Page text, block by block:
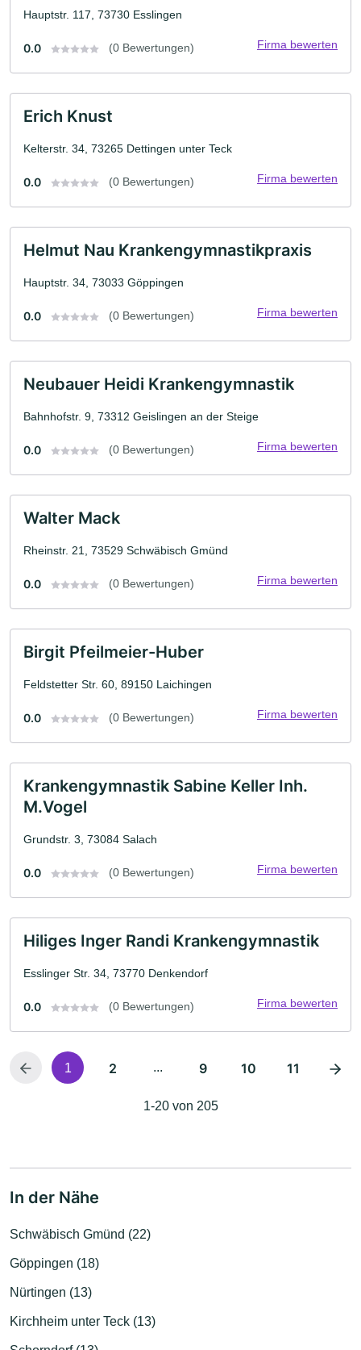
Hauptstr. 117, 73730 Esslingen
0.0 (0 Bewertungen) Firma bewerten
Erich Knust
Kelterstr. 34, 73265 Dettingen unter Teck
0.0 (0 Bewertungen) Firma bewerten
Helmut Nau Krankengymnastikpraxis
Hauptstr. 34, 73033 Göppingen
0.0 (0 Bewertungen) Firma bewerten
Neubauer Heidi Krankengymnastik
Bahnhofstr. 9, 73312 Geislingen an der Steige
0.0 (0 Bewertungen) Firma bewerten
Walter Mack
Rheinstr. 21, 73529 Schwäbisch Gmünd
0.0 (0 Bewertungen) Firma bewerten
Birgit Pfeilmeier-Huber
Feldstetter Str. 60, 89150 Laichingen
0.0 (0 Bewertungen) Firma bewerten
Krankengymnastik Sabine Keller Inh.
M.Vogel
Grundstr. 3, 73084 Salach
0.0 (0 Bewertungen) Firma bewerten
Hiliges Inger Randi Krankengymnastik
Esslinger Str. 34, 73770 Denkendorf
0.0 (0 Bewertungen) Firma bewerten
1 2 ... 9 10 11
1-20 von 205
In der Nähe
Schwäbisch Gmünd (22)
Göppingen (18)
Nürtingen (13)
Kirchheim unter Teck (13)